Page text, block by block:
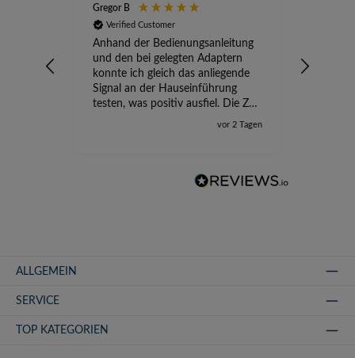
Gregor B
Verified Customer
Anhand der Bedienungsanleitung
und den bei gelegten Adaptern
konnte ich gleich das anliegende
Signal an der Hauseinführung
testen, was positiv ausfiel. Die Zeit
der Ungewissheit ist jetzt vorbei,
vor 2 Tagen
ALLGEMEIN
SERVICE
TOP KATEGORIEN